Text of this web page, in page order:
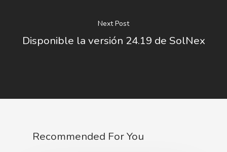
Next Post
Disponible la versión 24.19 de SolNex
Recommended For You